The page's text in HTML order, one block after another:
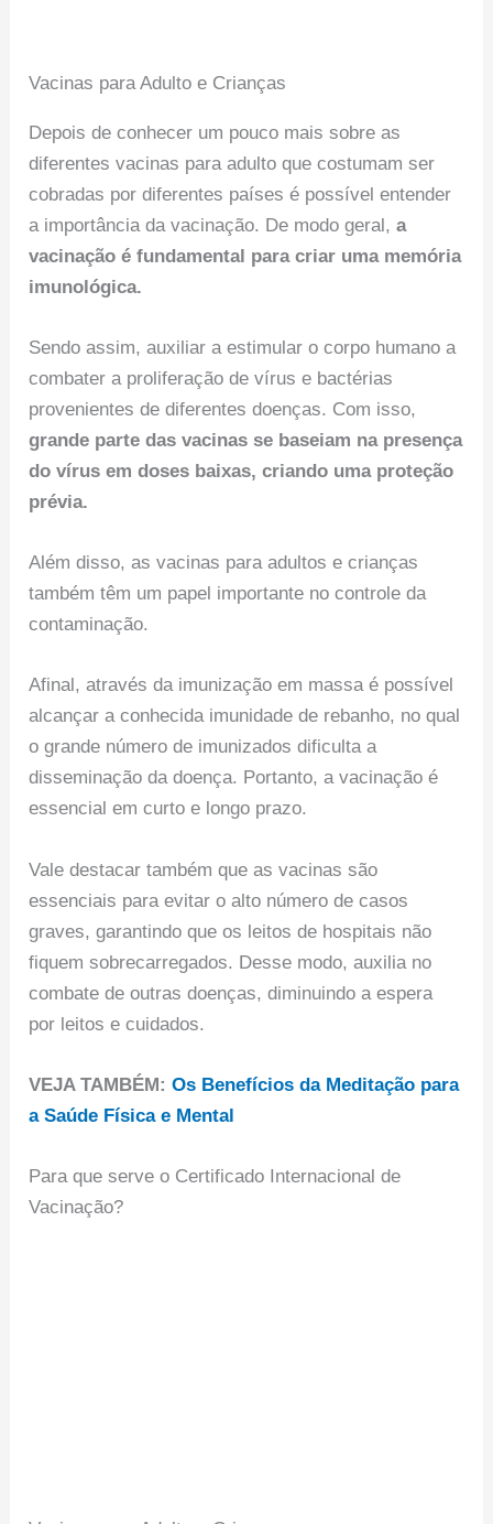
Vacinas para Adulto e Crianças
Depois de conhecer um pouco mais sobre as
diferentes vacinas para adulto que costumam ser
cobradas por diferentes países é possível entender
a importância da vacinação. De modo geral, a
vacinação é fundamental para criar uma memória
imunológica.
Sendo assim, auxiliar a estimular o corpo humano a
combater a proliferação de vírus e bactérias
provenientes de diferentes doenças. Com isso,
grande parte das vacinas se baseiam na presença
do vírus em doses baixas, criando uma proteção
prévia.
Além disso, as vacinas para adultos e crianças
também têm um papel importante no controle da
contaminação.
Afinal, através da imunização em massa é possível
alcançar a conhecida imunidade de rebanho, no qual
o grande número de imunizados dificulta a
disseminação da doença. Portanto, a vacinação é
essencial em curto e longo prazo.
Vale destacar também que as vacinas são
essenciais para evitar o alto número de casos
graves, garantindo que os leitos de hospitais não
fiquem sobrecarregados. Desse modo, auxilia no
combate de outras doenças, diminuindo a espera
por leitos e cuidados.
VEJA TAMBÉM:Os Benefícios da Meditação para
a Saúde Física e Mental
Para que serve o Certificado Internacional de
Vacinação?